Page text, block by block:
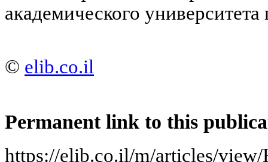
академического
© elib.co.il
Permanent link to this
https://elib.co.il/m/articles/